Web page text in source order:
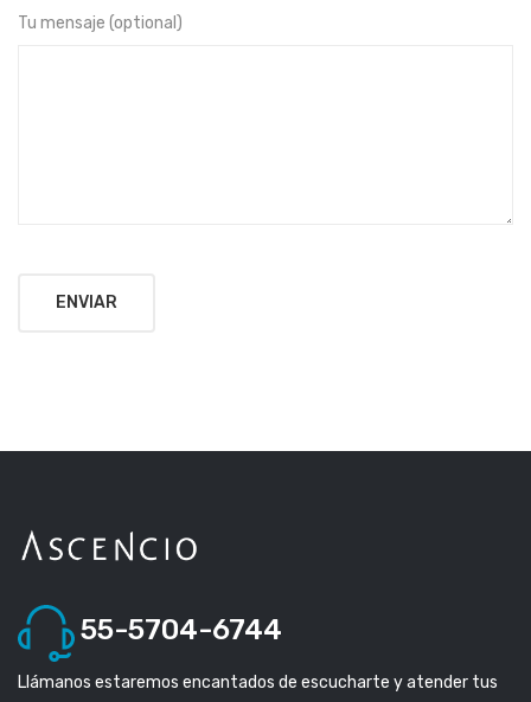
Tu mensaje (optional)
55-5704-6744
Llámanos estaremos encantados de escucharte y atender tus